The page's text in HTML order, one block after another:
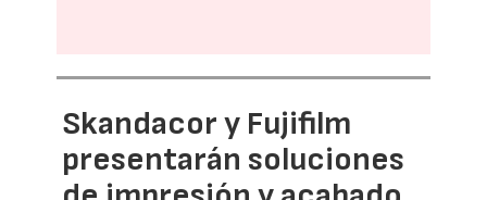
Skandacor y Fujifilm
presentarán soluciones